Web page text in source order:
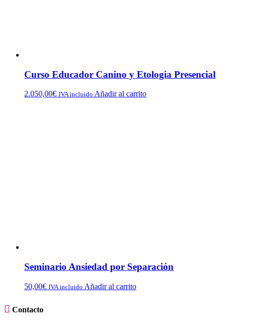
Curso Educador Canino y Etologia Presencial
2.050,00€ IVA incluido Añadir al carrito
Seminario Ansiedad por Separación
50,00€ IVA incluido Añadir al carrito
 Contacto